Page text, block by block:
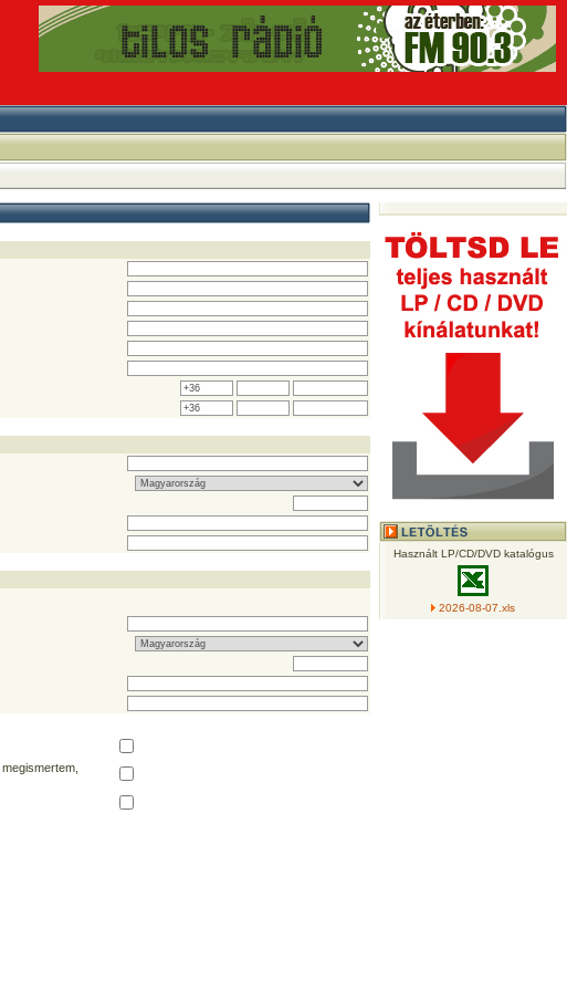
megismertem,
Használt LP/CD/DVD katalógus
2026-08-07.xls